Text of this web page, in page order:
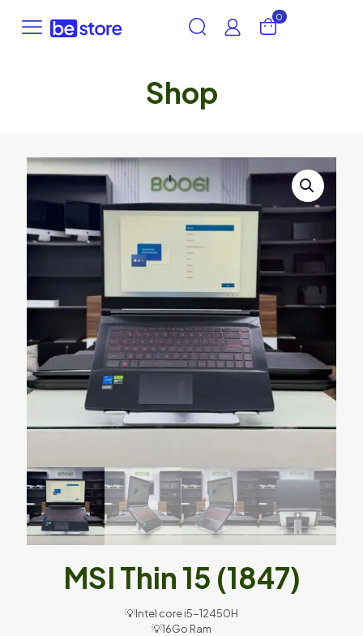
0
Shop
MSI Thin 15 (1847)
💡Intel core i5-12450H
💡16Go Ram